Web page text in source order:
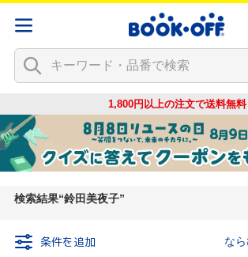
1,800円以上の注文で送料無料
検索結果 鈴田美夜子
条件を追加 なら